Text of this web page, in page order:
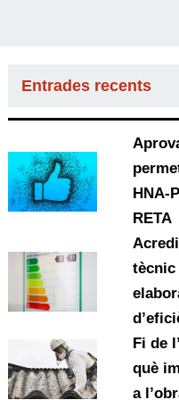
Entrades recents
HNA-
RETA
tècnic
Fi de
què
a